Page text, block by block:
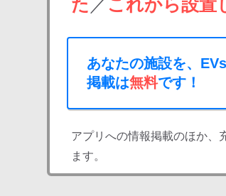
た ／ これから設置
あなたの施設を、
掲載は無料です！
アプリへの情報掲載のほか、
ます。